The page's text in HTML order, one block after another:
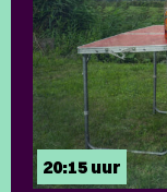
20:15 uur